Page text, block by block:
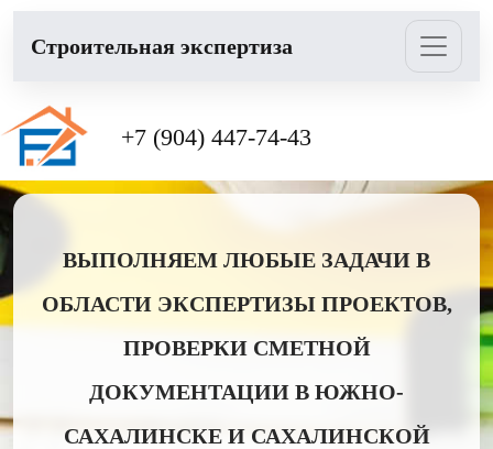
Cтроительная экспертиза
+7 (904) 447-74-43
ВЫПОЛНЯЕМ ЛЮБЫЕ ЗАДАЧИ В
ОБЛАСТИ ЭКСПЕРТИЗЫ ПРОЕКТОВ,
ПРОВЕРКИ СМЕТНОЙ
ДОКУМЕНТАЦИИ В ЮЖНО-
САХАЛИНСКЕ И САХАЛИНСКОЙ